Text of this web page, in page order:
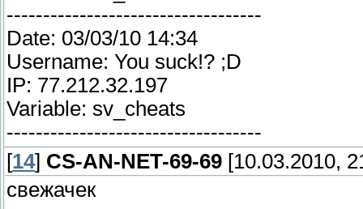
-----------------------------------
Date: 03/03/10 14:34
Username: You suck!? ;D
IP: 77.212.32.197
Variable: sv_cheats
-----------------------------------
[14] CS-AN-NET-69-69 [10.03.2010,
свежачек